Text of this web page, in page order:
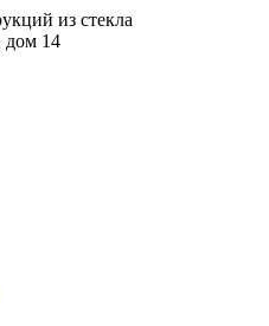
из стекла
дом 14